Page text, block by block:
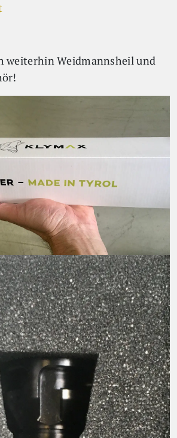
weiterhin Weidmannsheil und